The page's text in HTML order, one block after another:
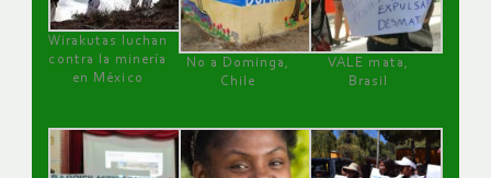
Wirakutas luchan
contra la minería
en México
No a Dominga,
Chile
VALE mata,
Brasil